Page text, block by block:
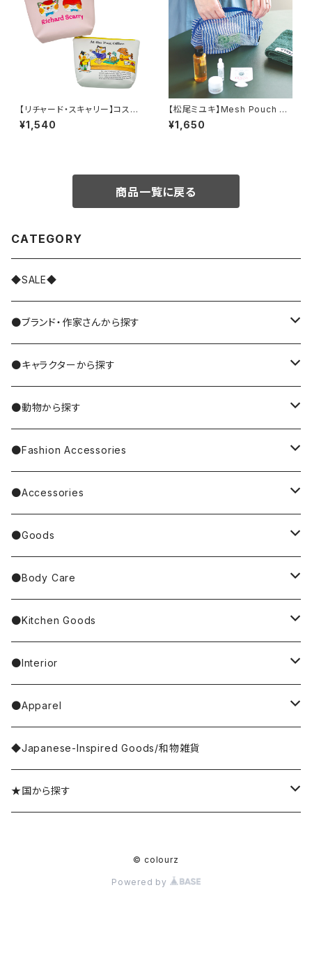
【リチャード・スキャリー】コスメ
ポーチ
¥1,540
【松尾ミユキ】Mesh Pouch メ
ッシュポーチ
¥1,650
商品一覧に戻る
CATEGORY
◆SALE◆
●ブランド・作家さんから探す
MIYUKI MATSUO/松尾ミユキ
Nathalie Lete
Miyagi Chika/みやぎちか
BAREFOOT
Richard Scarry/リチャード・スキャリー
Palnart Poc
4F Palnart Poc（cat）
Hannah Turner
Casselini/HEY! Mrs ROSE
Goma
yao
Olya
●キャラクターから探す
Krtek／もぐらのクルテク
PUPPET SUNSUN／パペットスンスン
Garfield
BETTY BOOP
PINGU
●動物から探す
cat／猫
dog／犬
rabbit／うさぎ
●Fashion Accessories
Bag
Tote Bag
Other Bag
Pouch
Handkerchief／Towel／TENUGUI
Socks
Stole／Muffler
Glove／Arm cover
Umbrella
Wallet
●Accessories
earrings／ピアス
clip on earrings／イヤリング
ear cuff／イヤーカフ
necklace／ネックレス
ring／リング
bracelet／ブレスレット
brooch／ブローチ
●Goods
Mirror
ornaments／accessory case
toys／stuffed toy
stationery
key ring
perfume bottle
●Body Care
hand soap
hand cream
bar soap
●Kitchen Goods
tableware
placemat
dishcloth
coaster
●Interior
room shoes
rug／tapestry
lumpshade
●Apparel
tops
outer
◆Japanese-Inspired Goods/和物雑貨
★国から探す
© colourz
Powered by